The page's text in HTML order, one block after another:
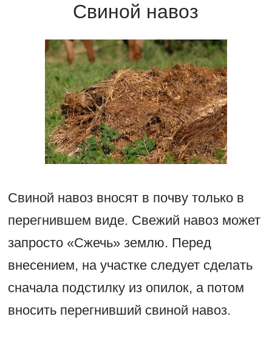
Свиной навоз
Свиной навоз вносят в почву только в
перегнившем виде. Свежий навоз может
запросто «Сжечь» землю. Перед
внесением, на участке следует сделать
сначала подстилку из опилок, а потом
вносить перегнивший свиной навоз.